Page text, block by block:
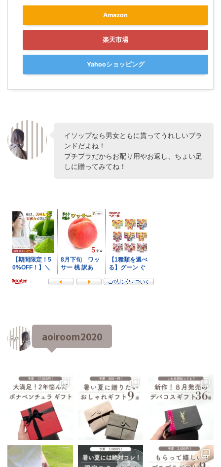
Amazon
楽天市場
Yahooショッピング
イソップなら男女ともに貰ってうれしいブラ
ンドだよね！
プチプラだからお配り用やお返し、ちょい足
しに贈ってみてね！
aoiroom2020